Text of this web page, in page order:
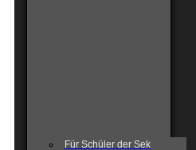
Für Schüler der Sek